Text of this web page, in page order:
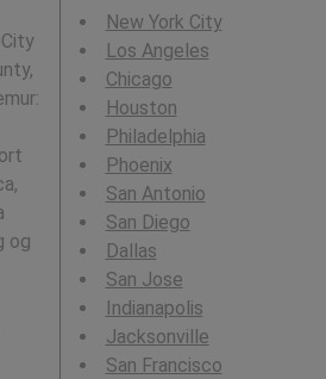
og
New York City
Los Angeles
Chicago
Houston
Philadelphia
Phoenix
San Antonio
San Diego
Dallas
San Jose
Indianapolis
Jacksonville
San Francisco